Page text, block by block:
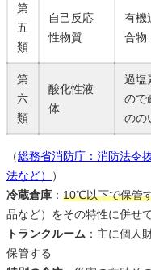
第
五
類
自己反応
性物質
有機
合物
第
六
類
酸化性液
体
過塩
ので
のの
（総務省消防庁：消防法令
法など）
）
冷蔵倉庫 ： 10℃以下で保管
品など）をその特性に併せ
トランクルーム ：主に個人
保管する